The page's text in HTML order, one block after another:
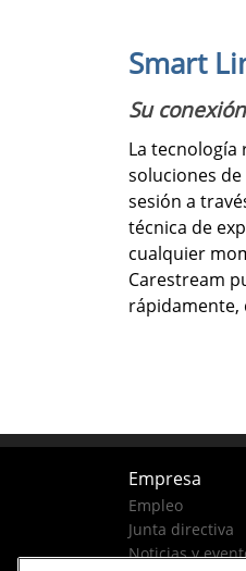
Smart
Su
La tecnología
soluciones
sesión a
técnica de
cualquier
Carestream
rápidamente,
Empresa
Empleo
Junta directiva
Noticias y